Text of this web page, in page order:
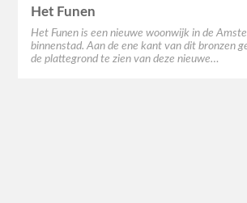
Het Funen
Het Funen is een nieuwe woonwijk in de
binnenstad. Aan de ene kant van dit bronzen
de plattegrond te zien van deze nieuwe…